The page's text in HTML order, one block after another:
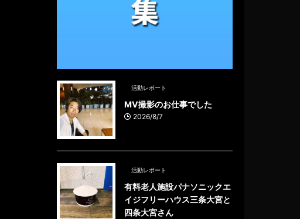
活動レポート
MV撮影のお仕事でした
2026/8/7
活動レポート
有料老人施設パナソニックエ
イジフリーハウス三条大宮と
四条大宮さん